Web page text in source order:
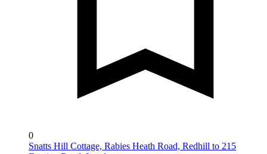
0
Snatts Hill Cottage, Rabies Heath Road, Redhill to 215